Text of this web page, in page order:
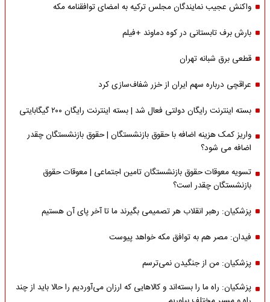
واکنش عجیب نمایندگان مجلس ترکیه به امضای توافقنامه مکه
بارش برف تابستانی در کوه دماوند +فیلم
قطعی برق شبانه تهران
عراقچی درباره سهم ایران از خزر شفاف‌سازی کرد
بسته اینترنت رایگان دولتی فعال شد | بسته اینترنت رایگان ۲۰۰ گیگابایتی
واریز کمک هزینه اضافه با حقوق بازنشستگان | حقوق بازنشستگان چقدر
اضافه می شود؟
تسویه معوقات حقوق بازنشستگان تامین اجتماعی | معوقات حقوق
بازنشستگان چقدر است؟
پزشکیان: رهبر انقلاب هر تصمیمی بگیرند ما تا آخر پای آن هستیم
فیدان: مصر هم به توافق مکه خواهد پیوست
پزشکیان: من از جنگیدن نمی‌ترسم
پزشکیان: راه ما را بسته‌اند و کالاهایی که ارزان می‌آوردیم را حالا باید از چند